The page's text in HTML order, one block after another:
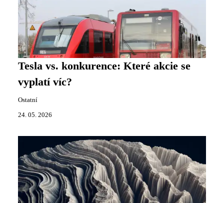
Tesla vs. konkurence: Které akcie se
vyplatí víc?
Ostatní
24. 05. 2026